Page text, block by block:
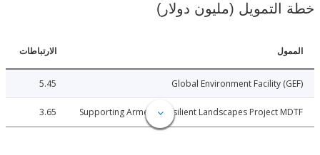
(مليون دولار)
الارتباطات
Global Environment Facility
Supporting Armenia Resilient Landscapes Project
3.65